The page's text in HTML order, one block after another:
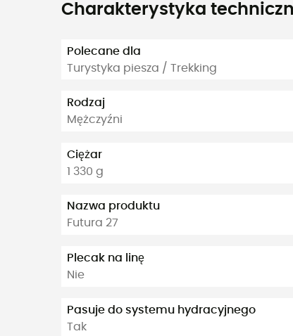
Charakterystyka
Polecane dla
Turystyka piesza / Trekking
Rodzaj
Mężczyźni
Ciężar
1 330 g
Nazwa produktu
Futura 27
Plecak na linę
Nie
Pasuje do systemu hydracyjnego
Tak